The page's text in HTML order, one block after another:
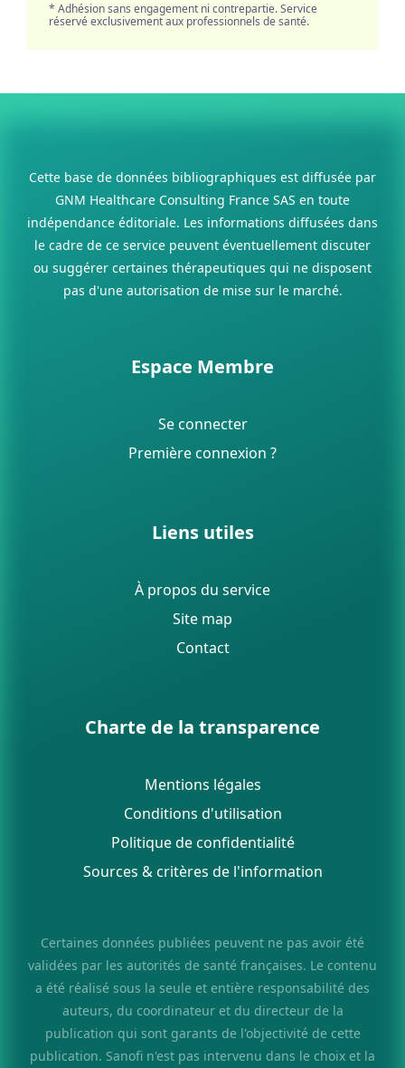
* Adhésion sans engagement ni contrepartie. Service
réservé exclusivement aux professionnels de santé.
Cette base de données bibliographiques est diffusée par
GNM Healthcare Consulting France SAS en toute
indépendance éditoriale. Les informations diffusées dans
le cadre de ce service peuvent éventuellement discuter
ou suggérer certaines thérapeutiques qui ne disposent
pas d'une autorisation de mise sur le marché.
Espace Membre
Se connecter
Première connexion ?
Liens utiles
À propos du service
Site map
Contact
Charte de la transparence
Mentions légales
Conditions d'utilisation
Politique de confidentialité
Sources & critères de l'information
Certaines données publiées peuvent ne pas avoir été
validées par les autorités de santé françaises. Le contenu
a été réalisé sous la seule et entière responsabilité des
auteurs, du coordinateur et du directeur de la
publication qui sont garants de l'objectivité de cette
publication. Sanofi n'est pas intervenu dans le choix et la